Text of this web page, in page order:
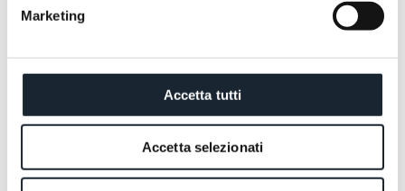
Marketing
Accetta tutti
Accetta selezionati
Wir stehen Ihnen jederzeit zur Verfügung, um Ihre
ANGEBOT ANFORDERN
JETZT BUCHEN